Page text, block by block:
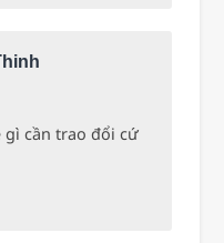
gì cần trao đổi cứ